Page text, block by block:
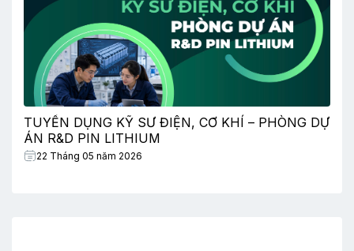
TUYỂN DỤNG KỸ SƯ ĐIỆN, CƠ KHÍ – PHÒNG DỰ
ÁN R&D PIN LITHIUM
22 Tháng 05 năm 2026